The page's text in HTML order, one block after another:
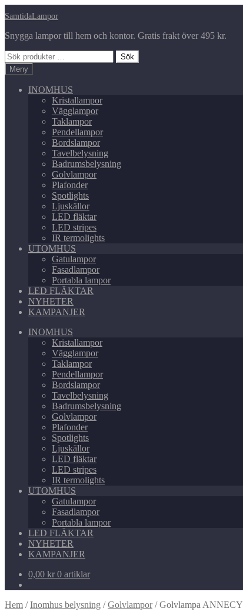
Hoppa
navigering
Hoppa
innehåll
SamtidaLampor
Snygga lampor till hem och kontor. Gratis frakt över 495 kr.
Sök
efter:
Sök
Meny
INOMHUS
Kristallampor
Vägglampor
Taklampor
Pendellampor
Bordslampor
Tavelbelysning
Badrumsbelysning
Golvlampor
Plafonder
Spotlights
Ljuskällor
LED fläktar
LED stripes
IR termolights
UTOMHUS
Gatulampor
Fasadlampor
Portabla lampor
LED FLÄKTAR
NYHETER
KAMPANJER
INOMHUS
Kristallampor
Vägglampor
Taklampor
Pendellampor
Bordslampor
Tavelbelysning
Badrumsbelysning
Golvlampor
Plafonder
Spotlights
Ljuskällor
LED fläktar
LED stripes
IR termolights
UTOMHUS
Gatulampor
Fasadlampor
Portabla lampor
LED FLÄKTAR
NYHETER
KAMPANJER
0,00 kr 0 artiklar
Hem /Inomhus belysning /Golvlampor/Golvlampa ANNECY